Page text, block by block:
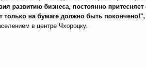
развитию бизнеса, постоянно притесняет
только на бумаге должно быть покончено!",
в центре Чхороцку.